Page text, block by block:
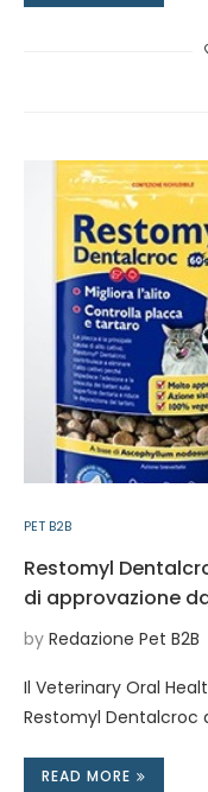
PET B2B
Restomyl
di approvazione
by Redazione Pet B2B
Il Veterinary Oral
Restomyl Dentalcroc
READ MORE